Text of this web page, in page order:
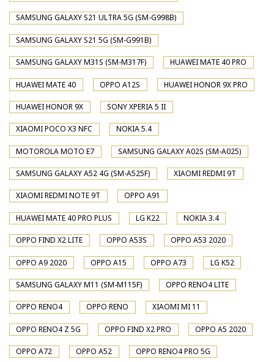
SAMSUNG GALAXY S21 ULTRA 5G (SM-G998B)
SAMSUNG GALAXY S21 5G (SM-G991B)
SAMSUNG GALAXY M31S (SM-M317F) HUAWEI MATE 40 PRO
HUAWEI MATE 40 OPPO A12S HUAWEI HONOR 9X PRO
HUAWEI HONOR 9X SONY XPERIA 5 II
XIAOMI POCO X3 NFC NOKIA 5.4
MOTOROLA MOTO E7 SAMSUNG GALAXY A02S (SM-A025)
SAMSUNG GALAXY A52 4G (SM-A525F) XIAOMI REDMI 9T
XIAOMI REDMI NOTE 9T OPPO A91
HUAWEI MATE 40 PRO PLUS LG K22 NOKIA 3.4
OPPO FIND X2 LITE OPPO A53S OPPO A53 2020
OPPO A9 2020 OPPO A15 OPPO A73 LG K52
SAMSUNG GALAXY M11 (SM-M115F) OPPO RENO4 LITE
OPPO RENO4 OPPO RENO XIAOMI MI 11
OPPO RENO4 Z 5G OPPO FIND X2 PRO OPPO A5 2020
OPPO A72 OPPO A52 OPPO RENO4 PRO 5G